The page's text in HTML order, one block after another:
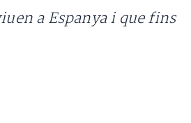
a Espanya i que fins